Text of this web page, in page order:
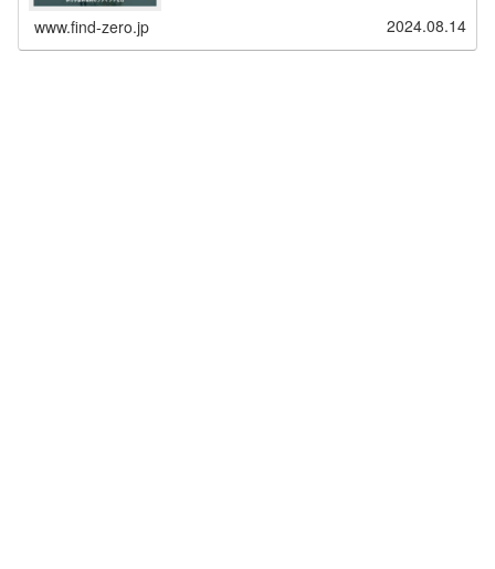
中・さいたま市北区の新築一戸建て（仲介手数料無料）一
さいたま市北区...
www.find-zero.jp 2024.08.14